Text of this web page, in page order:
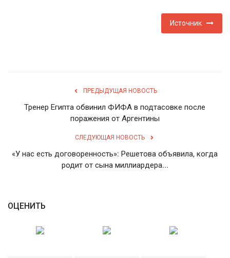
Источник
ПРЕДЫДУЩАЯ НОВОСТЬ
Тренер Египта обвинил ФИФА в подтасовке после
поражения от Аргентины
СЛЕДУЮЩАЯ НОВОСТЬ
«У нас есть договоренность»: Решетова объявила, когда
родит от сына миллиардера...
ОЦЕНИТЬ